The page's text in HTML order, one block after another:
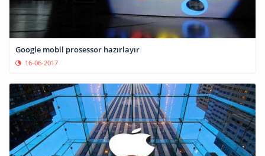
Google mobil prosessor hazırlayır
16-06-2017